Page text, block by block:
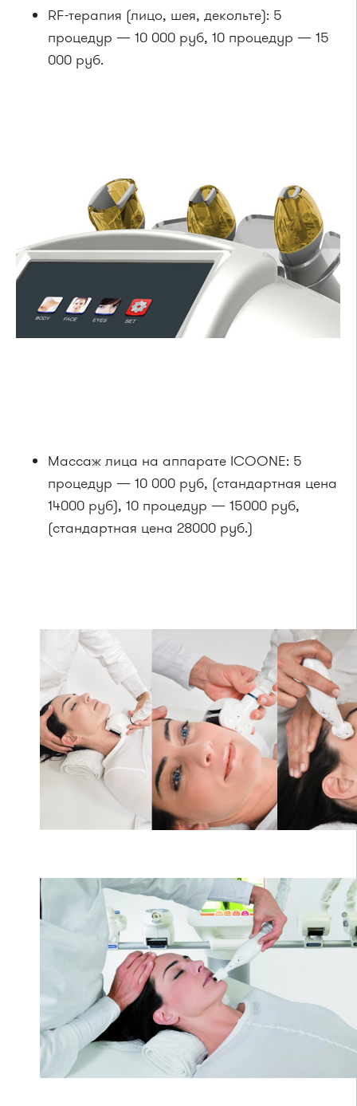
RF-терапия (лицо, шея, декольте): 5
процедур — 10 000 руб, 10 процедур — 15
000 руб.
Массаж лица на аппарате ICOONE: 5
процедур — 10 000 руб, (стандартная цена
14000 руб), 10 процедур — 15000 руб,
(стандартная цена 28000 руб.)